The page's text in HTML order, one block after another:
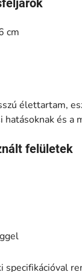
cm
élettartam,
és a
felületek
specifikációval